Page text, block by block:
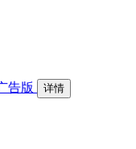
告版 详情